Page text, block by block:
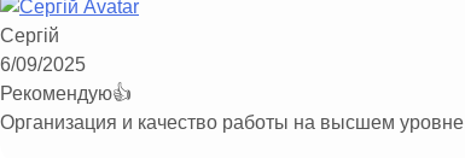
Сергій
6/09/2025
Рекомендую👍
Организация и качество работы на высшем уровне